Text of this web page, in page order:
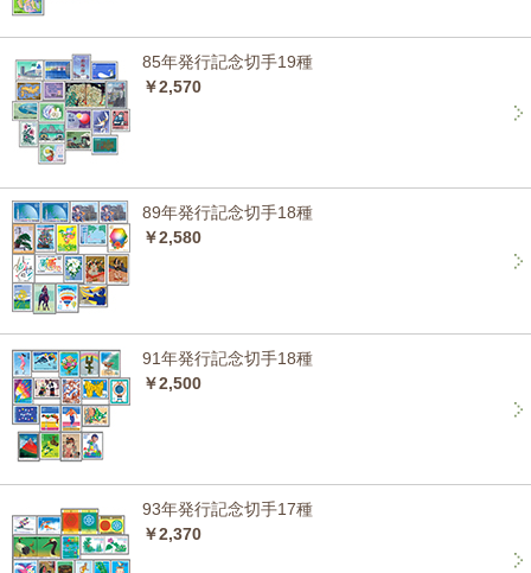
85年発行記念切手19種
￥2,570
89年発行記念切手18種
￥2,580
91年発行記念切手18種
￥2,500
93年発行記念切手17種
￥2,370